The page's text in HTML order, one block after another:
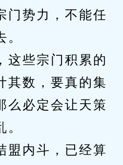
门势力，不能任
些宗门积累的
其数，要真的集
么必定会让天策
内斗，已经算